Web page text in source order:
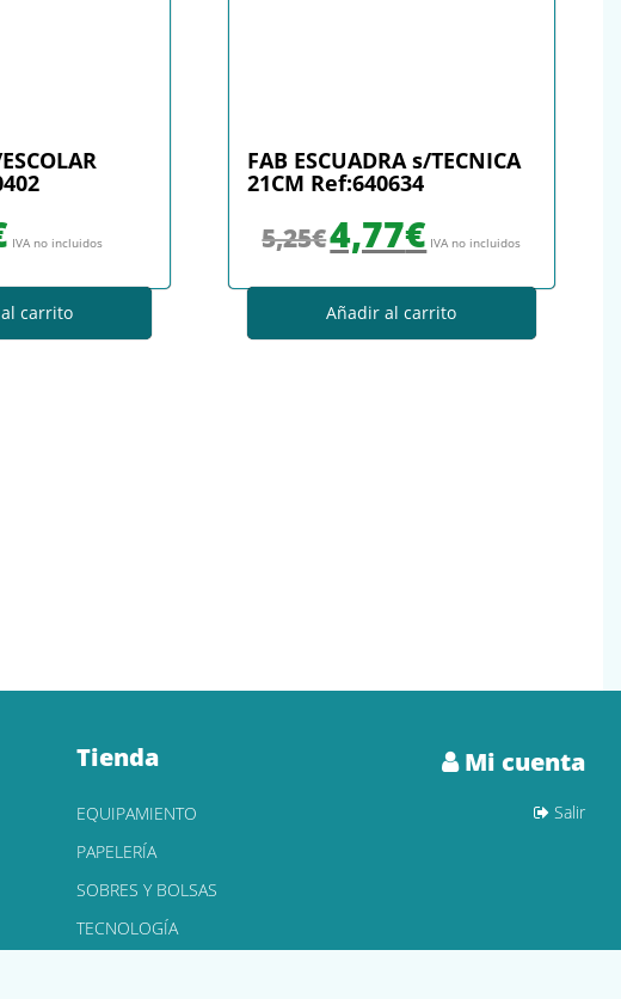
IVA no incluidos
carrito
FAB ESCUADRA s/TECNICA
21CM Ref:640634
5,25€4,77€ IVA no incluidos
Añadir al carrito
Tienda
EQUIPAMIENTO
PAPELERÍA
SOBRES Y BOLSAS
TECNOLOGÍA
Mi cuenta
Salir